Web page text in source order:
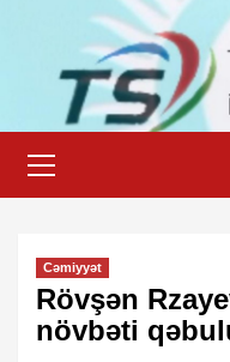
content
Menu
Cəmiyyət
Rövşən
növbəti